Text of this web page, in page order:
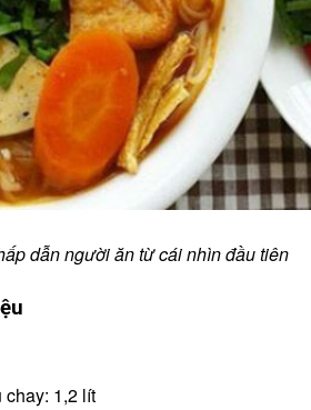
dẫn người ăn từ cái nhìn đầu tiên
chay: 1,2 lít